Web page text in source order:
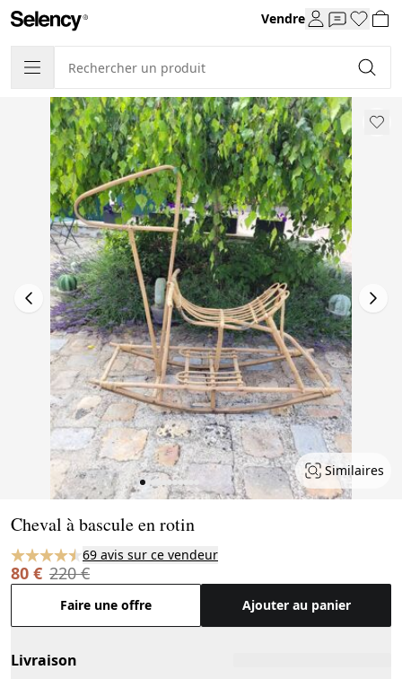
Vendre
Similaires
Cheval à bascule en rotin
69 avis sur ce vendeur
80 € 220 €
Faire une offre Ajouter au panier
Livraison